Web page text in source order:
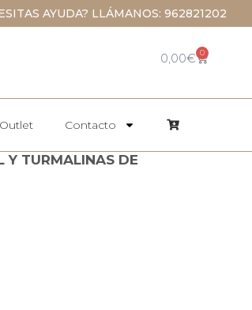
AYUDA? LLÁMANOS: 962821202
0,00€ 0
Outlet Contacto
Y TURMALINAS DE